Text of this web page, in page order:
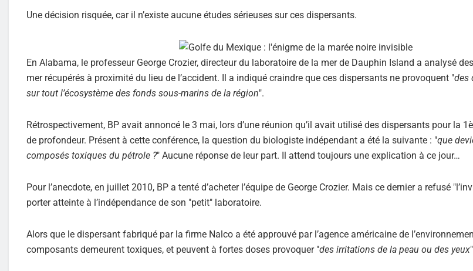
Une décision risquée, car il n’existe aucune études sérieuses sur ces dispersants.
En Alabama, le professeur George Crozier, directeur du laboratoire de la mer de Dauphin Island a analysé
mer récupérés à proximité du lieu de l’accident. Il a indiqué craindre que ces dispersants ne provoquent "des
sur tout l’écosystème des fonds sous-marins de la région".
Rétrospectivement, BP avait annoncé le 3 mai, lors d’une réunion qu’il avait utilisé des dispersants pour la
de profondeur. Présent à cette conférence, la question du biologiste indépendant a été la suivante : "que
composés toxiques du pétrole ?" Aucune réponse de leur part. Il attend toujours une explication à ce jour…
Pour l’anecdote, en juillet 2010, BP a tenté d’acheter l’équipe de George Crozier. Mais ce dernier a refusé
porter atteinte à l’indépendance de son "petit" laboratoire.
Alors que le dispersant fabriqué par la firme Nalco a été approuvé par l’agence américaine de
composants demeurent toxiques, et peuvent à fortes doses provoquer "des irritations de la peau ou des yeux